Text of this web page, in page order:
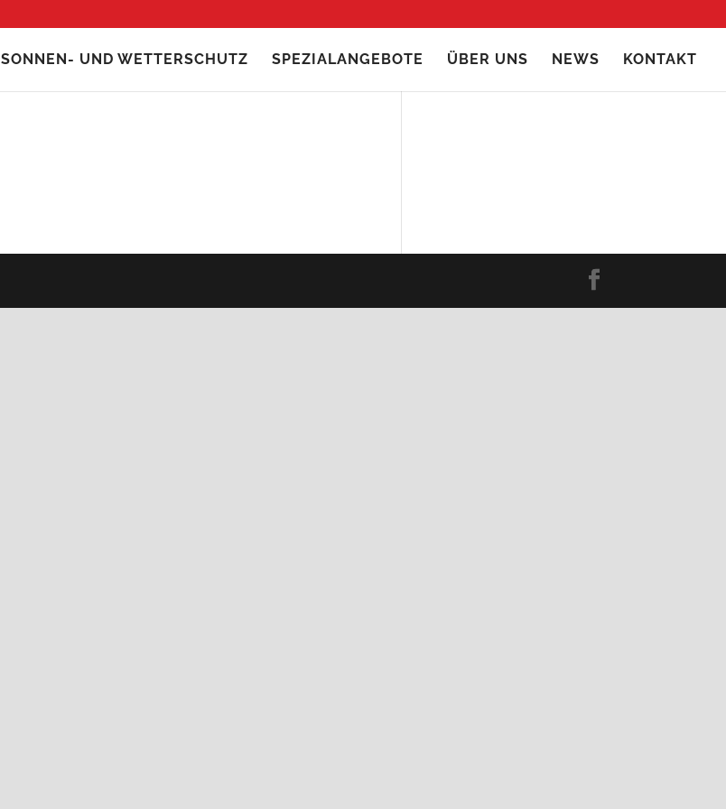
SONNEN- UND WETTERSCHUTZ SPEZIALANGEBOTE ÜBER UNS NEWS KONTAKT